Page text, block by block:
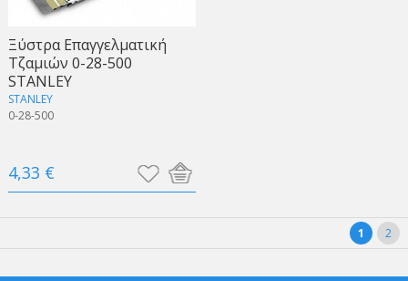
Ξύστρα Επαγγελματική
Τζαμιών 0-28-500
STANLEY
STANLEY
0-28-500
4,33 €
1 2